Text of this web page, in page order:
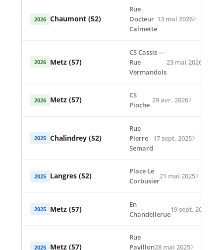
2026 Chaumont (52)
Rue
Docteur
Calmette
13 mai 2026
2026 Metz (57)
CS Cassis —
Rue
Vermandois
23 mai 2026
2026 Metz (57)
CS
Pioche
29 avr. 2026
2025 Chalindrey (52)
Rue
Pierre
Semard
17 sept. 2025
2025 Langres (52)
Place Le
Corbusier
21 mai 2025
2025 Metz (57)
En
Chandellerue
19 sept. 2025
2025 Metz (57)
Rue
Pavillon28 mai 2025